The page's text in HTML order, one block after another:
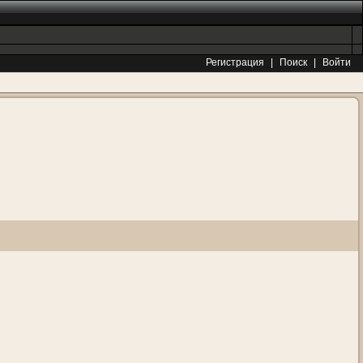
Регистрация Поиск
Войти